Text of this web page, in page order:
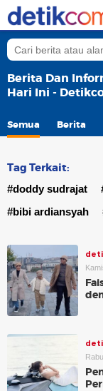
Berita Dan
Hari Ini -
Semua Berita
Tag Terkait:
#doddy sudrajat
#bibi ardiansyah